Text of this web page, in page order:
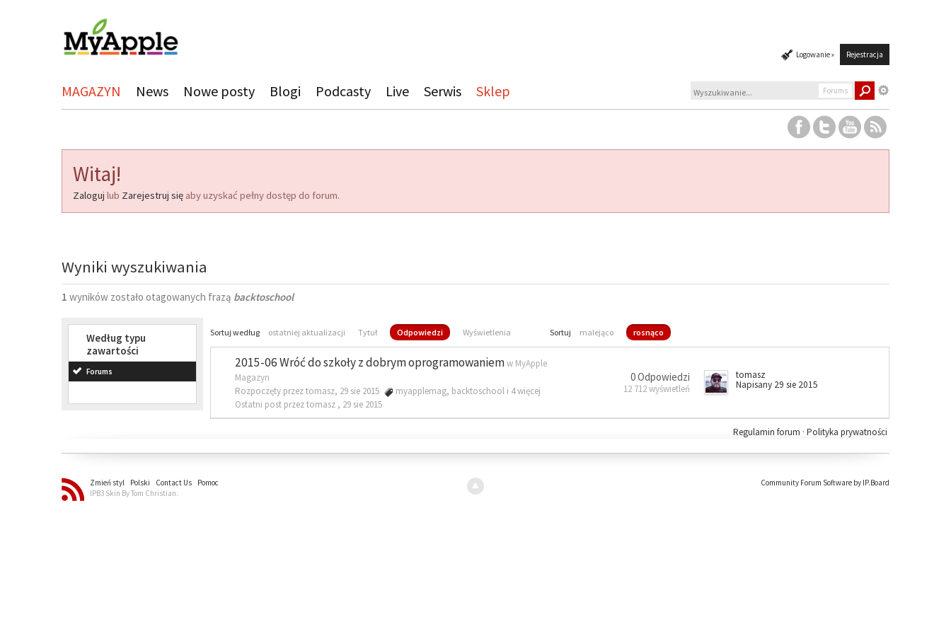
Logowanie » Rejestracja
MAGAZYN News Nowe posty Blogi Podcasty Live Serwis Sklep Forums
Witaj!
Zaloguj lub Zarejestruj się aby uzyskać pełny dostęp do forum.
Wyniki wyszukiwania
1 wyników zostało otagowanych frazą backtoschool
Według typu
zawartości
Forums
Sortuj według ostatniej aktualizacji Tytuł Odpowiedzi Wyświetlenia Sortuj malejąco rosnąco
2015-06 Wróć do szkoły z dobrym oprogramowaniemw MyApple
Magazyn
Rozpoczęty przez tomasz, 29 sie 2015
myapplemag, backtoschool i 4 więcej
Ostatni post przez tomasz , 29 sie 2015
0 Odpowiedzi
12 712 wyświetleń
tomasz
Napisany 29 sie 2015
Polityka prywatności
Regulamin forum ·
Zmień styl Polski Contact Us
Pomoc
IPB3 Skin By Tom Christian.
Community Forum Software by IP.Board